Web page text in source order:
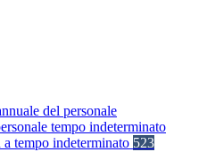
del personale
tempo indeterminato
a tempo indeterminato 523